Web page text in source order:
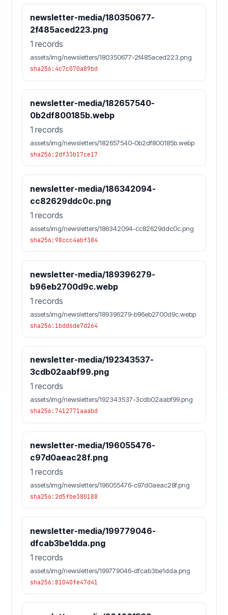
newsletter-media/180350677-
2f485aced223.png
1 records
assets/img/newsletters/180350677-2f485aced223.png
sha256:4c7c070a89bd
newsletter-media/182657540-
0b2df800185b.webp
1 records
assets/img/newsletters/182657540-0b2df800185b.webp
sha256:2df33b17ce17
newsletter-media/186342094-
cc82629ddc0c.png
1 records
assets/img/newsletters/186342094-cc82629ddc0c.png
sha256:98ccc4abf384
newsletter-media/189396279-
b96eb2700d9c.webp
1 records
assets/img/newsletters/189396279-b96eb2700d9c.webp
sha256:1bdd6de7d264
newsletter-media/192343537-
3cdb02aabf99.png
1 records
assets/img/newsletters/192343537-3cdb02aabf99.png
sha256:7412771aaabd
newsletter-media/196055476-
c97d0aeac28f.png
1 records
assets/img/newsletters/196055476-c97d0aeac28f.png
sha256:2d5fbe380188
newsletter-media/199779046-
dfcab3be1dda.png
1 records
assets/img/newsletters/199779046-dfcab3be1dda.png
sha256:81040fe47d41